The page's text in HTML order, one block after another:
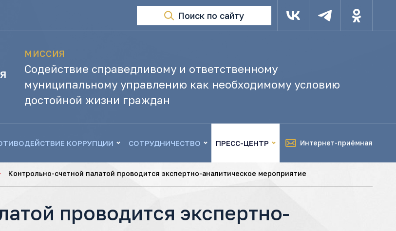
Поиск по сайту
МИССИЯ
Содействие справедливому и ответственному
муниципальному управлению как необходимому условию
достойной жизни граждан
КОРРУПЦИИ СОТРУДНИЧЕСТВО ПРЕСС-ЦЕНТР Интернет-приёмная
Контрольно-счетной палатой проводится экспертно-аналитическое мероприятие
проводится экспертно-